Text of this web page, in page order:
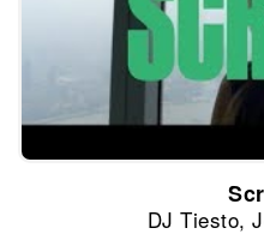
DJ Tiesto,